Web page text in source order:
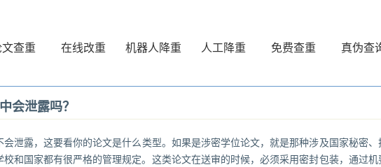
查重 在线改重 机器人降重 人工降重 免费查重 真伪查
会泄露吗？
泄露，这要看你的论文是什么类型。如果是涉密学位论文，就是那种涉及国家秘密、
和国家都有很严格的管理规定。这类论文在送审的时候，必须采用密封包装，通过机